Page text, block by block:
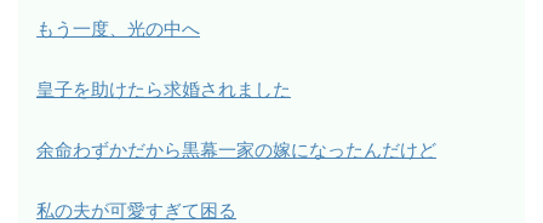
もう一度、光の中へ
皇子を助けたら求婚されました
余命わずかだから黒幕一家の嫁になったんだけど
私の夫が可愛すぎて困る